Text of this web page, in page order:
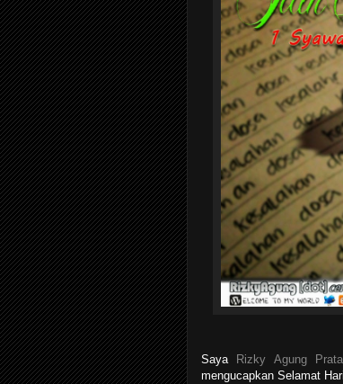
Saya Rizky Agung
mengucapkan Selamat